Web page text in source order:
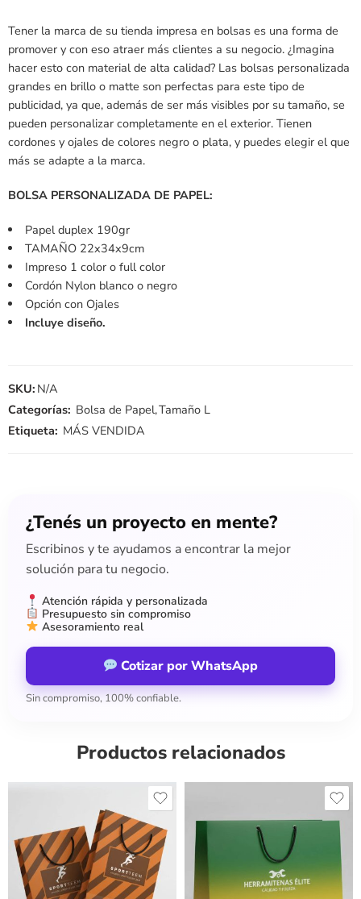
Tener la marca de su tienda impresa en bolsas es una forma de
promover y con eso atraer más clientes a su negocio. ¿Imagina
hacer esto con material de alta calidad? Las bolsas personalizada
grandes en brillo o matte son perfectas para este tipo de
publicidad, ya que, además de ser más visibles por su tamaño, se
pueden personalizar completamente en el exterior. Tienen
cordones y ojales de colores negro o plata, y puedes elegir el que
más se adapte a la marca.
BOLSA PERSONALIZADA DE PAPEL:
Papel duplex 190gr
TAMAÑO 22x34x9cm
Impreso 1 color o full color
Cordón Nylon blanco o negro
Opción con Ojales
Incluye diseño.
SKU: N/A
Categorías:
Bolsa de Papel Tamaño L
Etiqueta:
MÁS VENDIDA
¿Tenés un proyecto en mente?
Escribinos y te ayudamos a encontrar la mejor
solución para tu negocio.
Atención rápida y personalizada
Presupuesto sin compromiso
Asesoramiento real
Cotizar por WhatsApp
Sin compromiso, 100% confiable.
Productos relacionados